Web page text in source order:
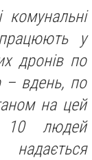
комунальні
у
дронів по
– вдень, по
на цей
людей